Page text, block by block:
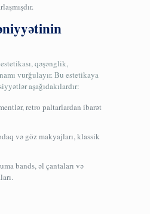
qəşənglik,
vurğulayır. Bu estetikaya
aşağıdakılardır:
retro paltarlardan ibarət
və göz makyajları, klassik
bands, əl çantaları və